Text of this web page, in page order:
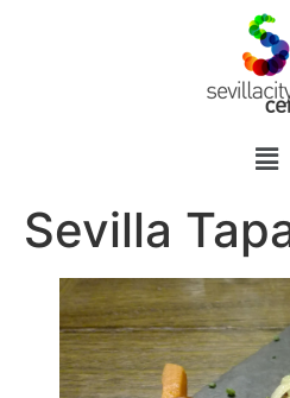
Sevilla